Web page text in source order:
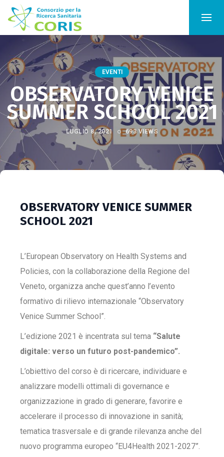
EVENTI
OBSERVATORY VENICE
SUMMER SCHOOL 2021
LUGLIO 8, 2021 693 VIEWS
OBSERVATORY VENICE SUMMER
SCHOOL 2021
L’European Observatory on Health Systems and
Policies, con la collaborazione della Regione del
Veneto, organizza anche quest’anno l’evento
formativo di rilievo internazionale “Observatory
Venice Summer School”.
L’edizione 2021 è incentrata sul tema “Salute
digitale: verso un futuro post-pandemico”.
L’obiettivo del corso è di ricercare, individuare e
analizzare modelli ottimali di governance e
organizzazione in grado di generare, favorire e
accelerare il processo di innovazione in sanità;
tematica trasversale e di grande rilevanza anche del
nuovo programma europeo “EU4Health 2021-2027”.